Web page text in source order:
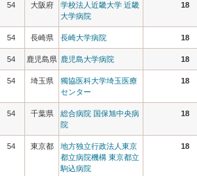
54 大阪府
学校法人近畿大学 近畿
大学病院
18
54 長崎県 長崎大学病院 18
54 鹿児島県 鹿児島大学病院 18
54 埼玉県
獨協医科大学埼玉医療
センター
18
54 千葉県
総合病院 国保旭中央病
院
18
54 東京都
地方独立行政法人東京
都立病院機構 東京都立
駒込病院
18